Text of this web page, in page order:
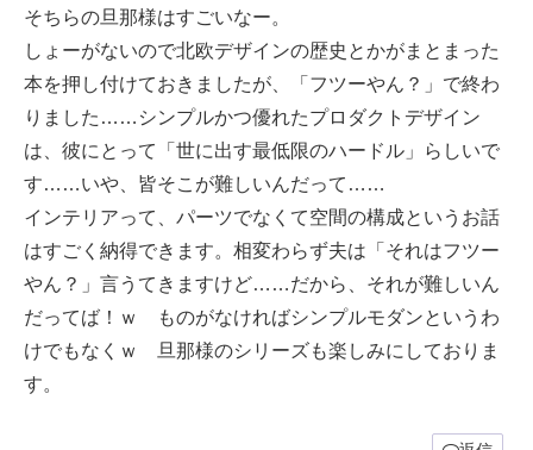
そちらの旦那様はすごいなー。
しょーがないので北欧デザインの歴史とかがまとまった
本を押し付けておきましたが、「フツーやん？」で終わ
りました……シンプルかつ優れたプロダクトデザイン
は、彼にとって「世に出す最低限のハードル」らしいで
す……いや、皆そこが難しいんだって……
インテリアって、パーツでなくて空間の構成というお話
はすごく納得できます。相変わらず夫は「それはフツー
やん？」言うてきますけど……だから、それが難しいん
だってば！ｗ ものがなければシンプルモダンというわ
けでもなくｗ 旦那様のシリーズも楽しみにしておりま
す。